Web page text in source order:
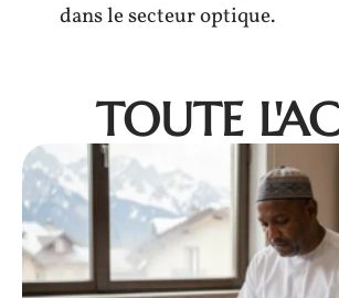
dans le secteur optique.
TOUTE